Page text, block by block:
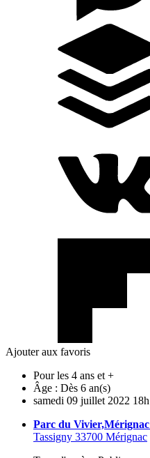
Ajouter aux favoris
Pour les 4 ans et +
Âge : Dès 6 an(s)
samedi 09 juillet 2022 18h
Parc du Vivier,Mérignac
Tassigny 33700 Mérignac